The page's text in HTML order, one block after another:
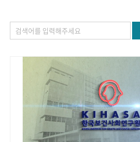
정책과 연구 키워드로 보는 연구 역사
기록물 아카이브
사진 아카이브 문서 기록물 행정박물
주년 기념